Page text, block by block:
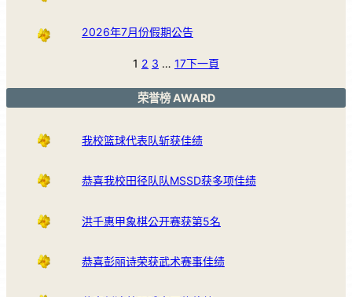
2026年7月份假期公告
1 2 3 … 17下一頁
荣誉榜 AWARD
我校篮球代表队斩获佳绩
恭喜我校田径队队MSSD获多项佳绩
洪千惠甲象棋公开赛获第5名
恭喜彭丽诗荣获武术赛事佳绩